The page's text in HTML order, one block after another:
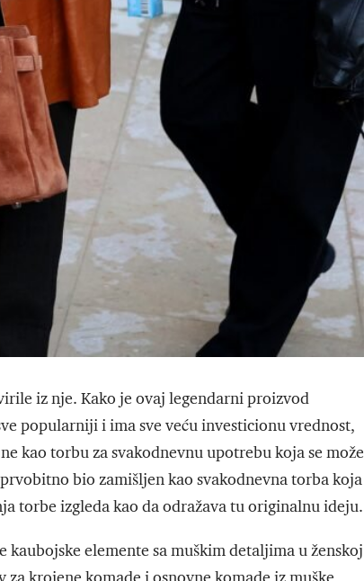
iz nje. Kako je ovaj legendarni proizvod
popularniji i ima sve veću investicionu vrednost,
kao torbu za svakodnevnu upotrebu koja se može
bio zamišljen kao svakodnevna torba koja
torbe izgleda kao da odražava tu originalnu ideju.
elemente sa muškim detaljima u ženskoj